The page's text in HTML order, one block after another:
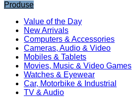
Produse
Value of the Day
New Arrivals
Computers & Accessories
Cameras, Audio & Video
Mobiles & Tablets
Movies, Music & Video Games
Watches & Eyewear
Car, Motorbike & Industrial
TV & Audio